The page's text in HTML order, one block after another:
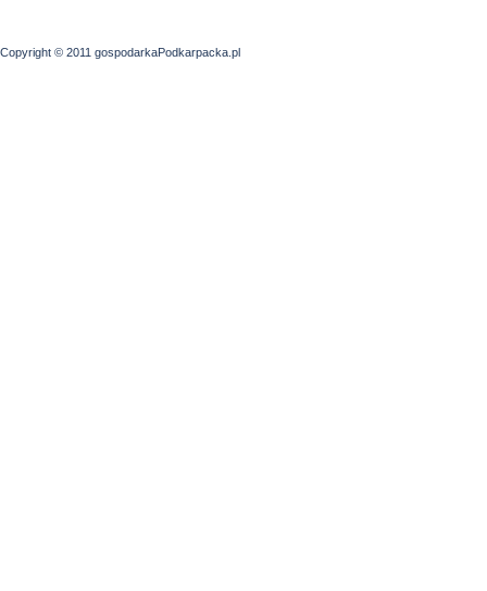
Copyright © 2011 gospodarkaPodkarpacka.pl